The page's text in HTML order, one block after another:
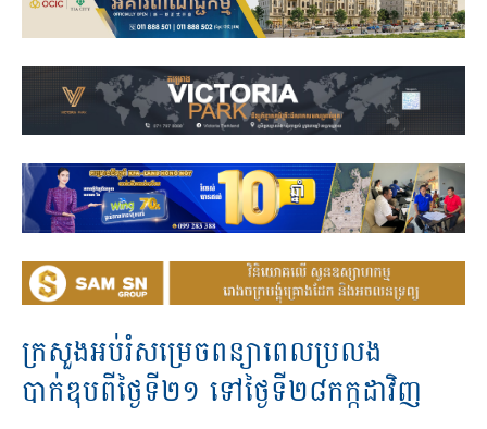
ក្រសួងអប់រំសម្រេចពន្យាពេលប្រលង
បាក់ឌុបពីថ្ងៃទី២១ ទៅថ្ងៃទី២៨កក្កដាវិញ